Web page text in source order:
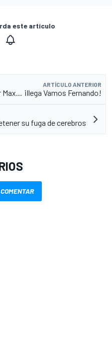
este artículo
ARTÍCULO ANTERIOR
¡llega Vamos Fernando!
su fuga de cerebros